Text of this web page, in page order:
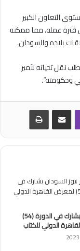
التعاون الكبير
عمله، مما ممكنه
بلاده والسودان.
نقل تحياته لأمير
وحكومته”.
ڤايبر مشاركة عبر البريد طباعة
السودان يشارك في الدورة (54)
الدولي للكتاب